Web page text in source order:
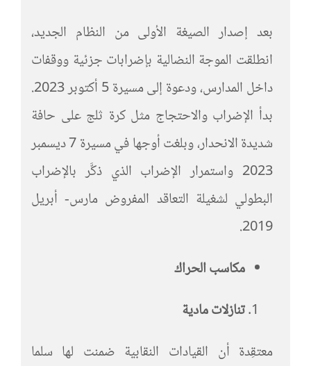
بعد إصدار الصيغة الأولى من النظام الجديد،
انطلقت الموجة النضالية بإضرابات جزئية ووقفات
داخل المدارس، ودعوة إلى مسيرة 5 أكتوبر 2023.
بدأ الإضراب والاحتجاج مثل كرة ثلج على حافة
شديدة الانحدار، وبلغت أوجها في مسيرة 7 ديسمبر
2023 واستمرار الإضراب الذي ذكَّر بالإضراب
البطولي لشغيلة التعاقد المفروض مارس- أبريل
2019.
مكاسب الحراك
تنازلات مادية
معتقِدة أن القيادات النقابية ضمنت لها سلما